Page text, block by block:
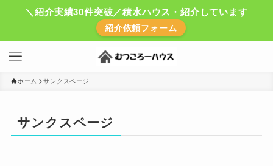
＼紹介実績30件突破／積水ハウス・紹介しています
紹介依頼フォーム
ホーム サンクスページ
サンクスページ